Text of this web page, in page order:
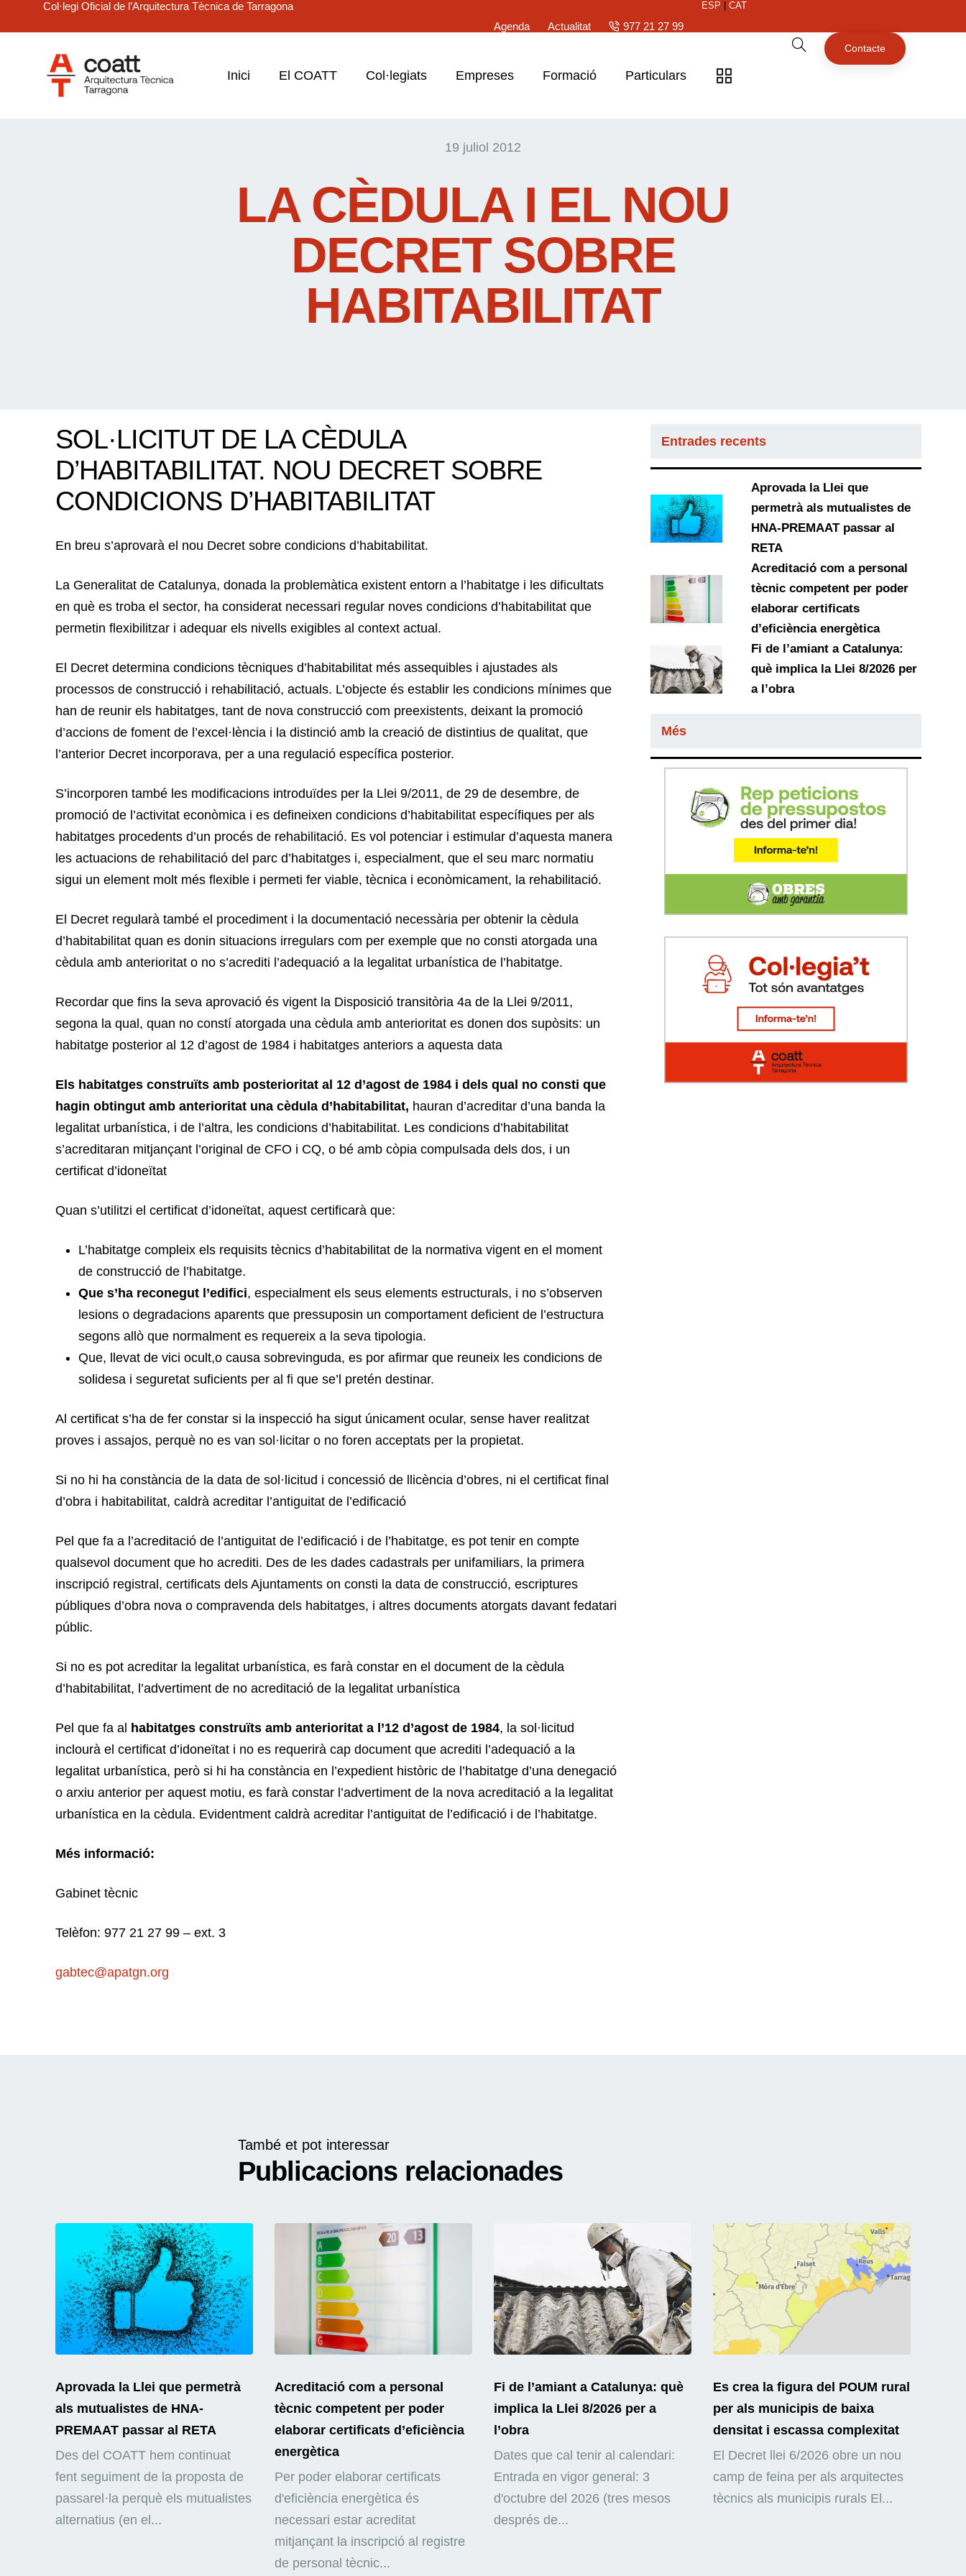
Col·legi Oficial de l’Arquitectura Tècnica de Tarragona
Agenda
Actualitat 977 21 27 99
ESP CAT
Inici El COATT Col·legiats Empreses Formació Particulars
Contacte
19 juliol 2012
LA CÈDULA I EL NOU
DECRET SOBRE
HABITABILITAT
SOL·LICITUT DE LA CÈDULA
D’HABITABILITAT. NOU DECRET SOBRE
CONDICIONS D’HABITABILITAT
En breu s’aprovarà el nou Decret sobre condicions d’habitabilitat.
La Generalitat de Catalunya, donada la problemàtica existent entorn a l’habitatge i les dificultats
en què es troba el sector, ha considerat necessari regular noves condicions d’habitabilitat que
permetin flexibilitzar i adequar els nivells exigibles al context actual.
El Decret determina condicions tècniques d’habitabilitat més assequibles i ajustades als
processos de construcció i rehabilitació, actuals. L’objecte és establir les condicions mínimes que
han de reunir els habitatges, tant de nova construcció com preexistents, deixant la promoció
d’accions de foment de l’excel·lència i la distinció amb la creació de distintius de qualitat, que
l’anterior Decret incorporava, per a una regulació específica posterior.
S’incorporen també les modificacions introduïdes per la Llei 9/2011, de 29 de desembre, de
promoció de l’activitat econòmica i es defineixen condicions d’habitabilitat específiques per als
habitatges procedents d’un procés de rehabilitació. Es vol potenciar i estimular d’aquesta manera
les actuacions de rehabilitació del parc d’habitatges i, especialment, que el seu marc normatiu
sigui un element molt més flexible i permeti fer viable, tècnica i econòmicament, la rehabilitació.
El Decret regularà també el procediment i la documentació necessària per obtenir la cèdula
d’habitabilitat quan es donin situacions irregulars com per exemple que no consti atorgada una
cèdula amb anterioritat o no s’acrediti l’adequació a la legalitat urbanística de l’habitatge.
Recordar que fins la seva aprovació és vigent la Disposició transitòria 4a de la Llei 9/2011,
segona la qual, quan no constí atorgada una cèdula amb anterioritat es donen dos supòsits: un
habitatge posterior al 12 d’agost de 1984 i habitatges anteriors a aquesta data
Els habitatges construïts amb posterioritat al 12 d’agost de 1984 i dels qual no consti que
hagin obtingut amb anterioritat una cèdula d’habitabilitat, hauran d’acreditar d’una banda la
legalitat urbanística, i de l’altra, les condicions d’habitabilitat. Les condicions d’habitabilitat
s’acreditaran mitjançant l’original de CFO i CQ, o bé amb còpia compulsada dels dos, i un
certificat d’idoneïtat
Quan s’utilitzi el certificat d’idoneïtat, aquest certificarà que:
L’habitatge compleix els requisits tècnics d’habitabilitat de la normativa vigent en el moment
de construcció de l’habitatge.
Que s’ha reconegut l’edifici, especialment els seus elements estructurals, i no s’observen
lesions o degradacions aparents que pressuposin un comportament deficient de l’estructura
segons allò que normalment es requereix a la seva tipologia.
Que, llevat de vici ocult,o causa sobrevinguda, es por afirmar que reuneix les condicions de
solidesa i seguretat suficients per al fi que se’l pretén destinar.
Al certificat s’ha de fer constar si la inspecció ha sigut únicament ocular, sense haver realitzat
proves i assajos, perquè no es van sol·licitar o no foren acceptats per la propietat.
Si no hi ha constància de la data de sol·licitud i concessió de llicència d’obres, ni el certificat final
d’obra i habitabilitat, caldrà acreditar l’antiguitat de l’edificació
Pel que fa a l’acreditació de l’antiguitat de l’edificació i de l’habitatge, es pot tenir en compte
qualsevol document que ho acrediti. Des de les dades cadastrals per unifamiliars, la primera
inscripció registral, certificats dels Ajuntaments on consti la data de construcció, escriptures
públiques d’obra nova o compravenda dels habitatges, i altres documents atorgats davant fedatari
públic.
Si no es pot acreditar la legalitat urbanística, es farà constar en el document de la cèdula
d’habitabilitat, l’advertiment de no acreditació de la legalitat urbanística
Pel que fa al habitatges construïts amb anterioritat a l’12 d’agost de 1984, la sol·licitud
inclourà el certificat d’idoneïtat i no es requerirà cap document que acrediti l’adequació a la
legalitat urbanística, però si hi ha constància en l’expedient històric de l’habitatge d’una denegació
o arxiu anterior per aquest motiu, es farà constar l’advertiment de la nova acreditació a la legalitat
urbanística en la cèdula. Evidentment caldrà acreditar l’antiguitat de l’edificació i de l’habitatge.
Més informació:
Gabinet tècnic
Telèfon: 977 21 27 99 – ext. 3
gabtec@apatgn.org
Entrades recents
Aprovada la Llei que
permetrà als mutualistes de
HNA-PREMAAT passar al
RETA
Acreditació com a personal
tècnic competent per poder
elaborar certificats
d’eficiència energètica
Fi de l’amiant a Catalunya:
què implica la Llei 8/2026 per
a l’obra
Més
També et pot interessar
Publicacions relacionades
Aprovada la Llei que permetrà
als mutualistes de HNA-
PREMAAT passar al RETA
Des del COATT hem continuat
fent seguiment de la proposta de
passarel·la perquè els mutualistes
alternatius (en el...
Acreditació com a personal
tècnic competent per poder
elaborar certificats d’eficiència
energètica
Per poder elaborar certificats
d'eficiència energètica és
necessari estar acreditat
mitjançant la inscripció al registre
de personal tècnic...
Fi de l’amiant a Catalunya: què
implica la Llei 8/2026 per a
l’obra
Dates que cal tenir al calendari:
Entrada en vigor general: 3
d'octubre del 2026 (tres mesos
després de...
Es crea la figura del POUM rural
per als municipis de baixa
densitat i escassa complexitat
El Decret llei 6/2026 obre un nou
camp de feina per als arquitectes
tècnics als municipis rurals El...